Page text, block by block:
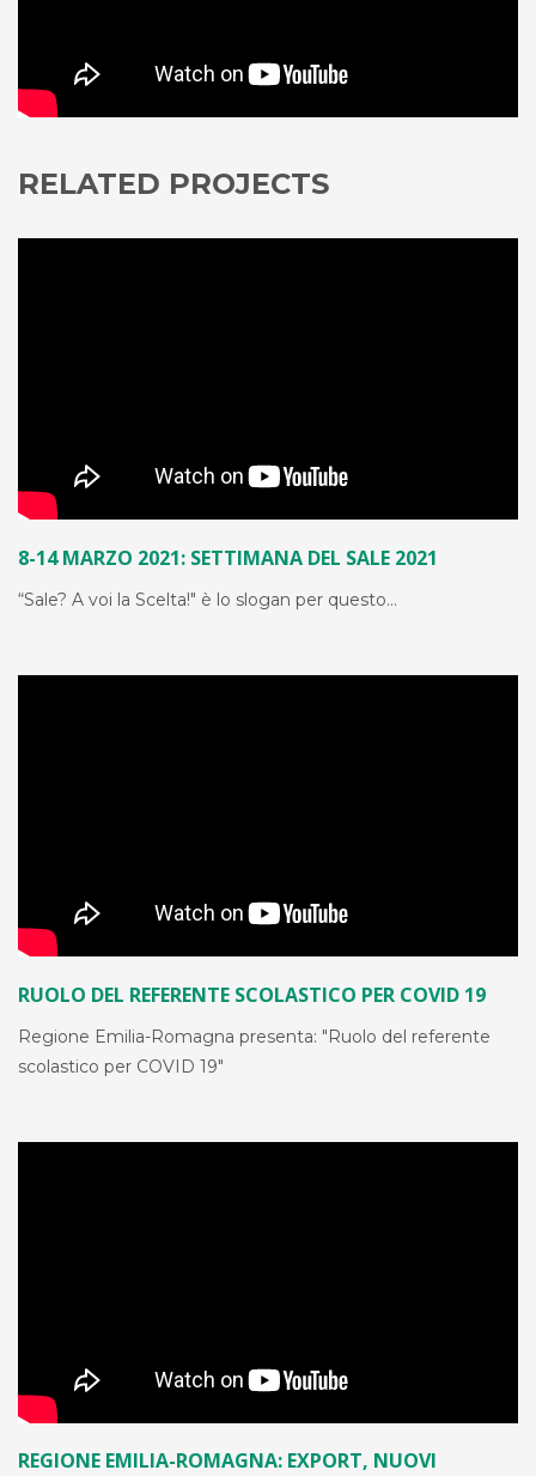
RELATED PROJECTS
8-14 MARZO 2021: SETTIMANA DEL SALE 2021
“Sale? A voi la Scelta!" è lo slogan per questo…
RUOLO DEL REFERENTE SCOLASTICO PER COVID 19
Regione Emilia-Romagna presenta: "Ruolo del referente
scolastico per COVID 19"
REGIONE EMILIA-ROMAGNA: EXPORT, NUOVI